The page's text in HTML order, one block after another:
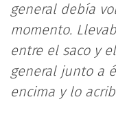
general debía
momento.
entre el saco y
general junto a
encima y lo